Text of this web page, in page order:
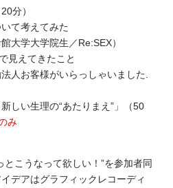
分）
て考えてみた
大学大学院生／Re:SEX）
見えてきたこと
人お客様がいらっしゃいました.
しい生理の“あたりまえ”」（50
み
こうなって欲しい！”を参加者同
デアはグラフィックレコーディ